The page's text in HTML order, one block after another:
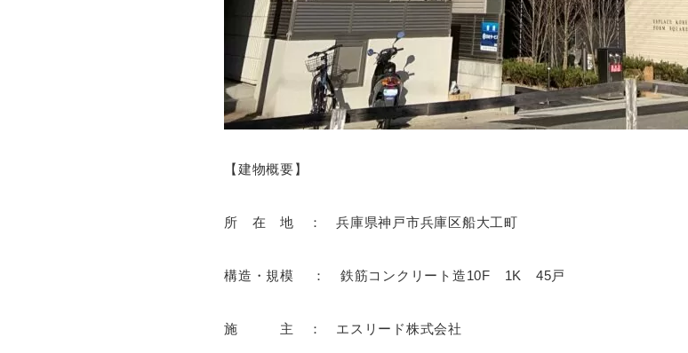
【建物概要】
所 在 地 ： 兵庫県神戸市兵庫区船大工町
構造・規模 ： 鉄筋コンクリート造10F 1K 45戸
施 主 ： エスリード株式会社